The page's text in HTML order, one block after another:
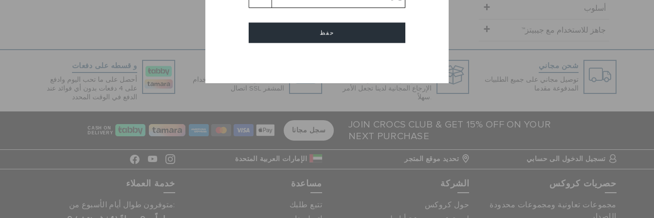
حفظ
أسلوب
جاهز للاستخدام مع جيبيتز™
شحن مجاني
توصيل مجاني على جميع الطلبيات
المدفوعة مقدما
الإرجاع المجانية لدينا تجعل الأمر
عمليات دفع آمنة 100% باستخدام
اتصال SSL المشفر
و قسطه على دفعات
أحصل على ما تحب اليوم وادفع
على 4 دفعات بدون أي فوائد عند
الدفع في الوقت المحدد
JOIN CROCS CLUB & GET 15% OFF ON YOUR
NEXT PURCHASE
سجل مجانا
CASH ON
DELIVERY
تسجيل الدخول الى حسابي تحديد موقع المتجر الإمارات العربية المتحدة
حصريات كروكس
مجموعات تعاونية ومجموعات محدودة
الإصدار
الشركة
حول كروكس
مساعدة
تتبع طلبك
خدمة العملاء
متوفرون طوال أيام الأسبوع من: